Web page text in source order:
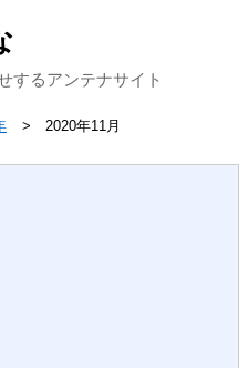
するアンテナサイト
2020年11月